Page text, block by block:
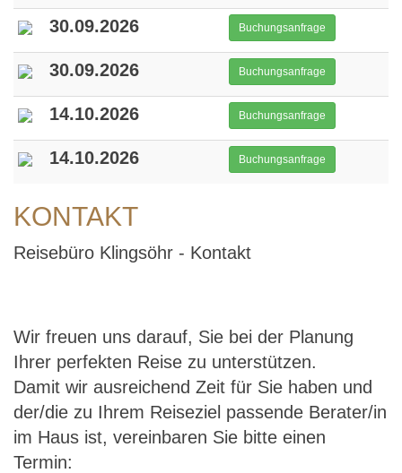
30.09.2026 Buchungsanfrage
30.09.2026 Buchungsanfrage
14.10.2026 Buchungsanfrage
14.10.2026 Buchungsanfrage
KONTAKT
Reisebüro Klingsöhr - Kontakt
Wir freuen uns darauf, Sie bei der Planung
Ihrer perfekten Reise zu unterstützen.
Damit wir ausreichend Zeit für Sie haben und
der/die zu Ihrem Reiseziel passende Berater/in
im Haus ist, vereinbaren Sie bitte einen
Termin: